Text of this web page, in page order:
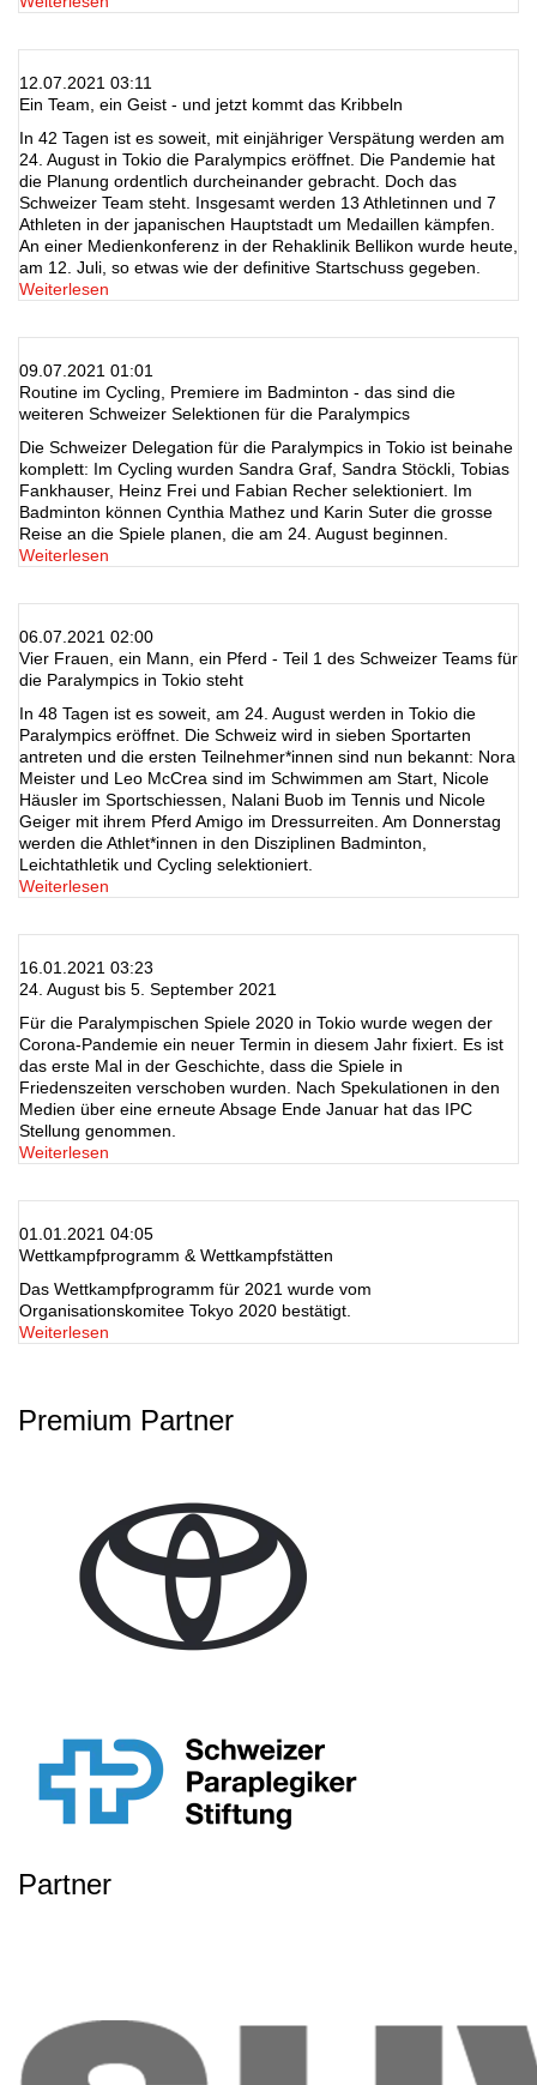
12.07.2021 03:11
Ein Team, ein Geist - und jetzt kommt das Kribbeln
In 42 Tagen ist es soweit, mit einjähriger Verspätung werden am
24. August in Tokio die Paralympics eröffnet. Die Pandemie hat
die Planung ordentlich durcheinander gebracht. Doch das
Schweizer Team steht. Insgesamt werden 13 Athletinnen und 7
Athleten in der japanischen Hauptstadt um Medaillen kämpfen.
An einer Medienkonferenz in der Rehaklinik Bellikon wurde heute,
am 12. Juli, so etwas wie der definitive Startschuss gegeben.
Weiterlesen
09.07.2021 01:01
Routine im Cycling, Premiere im Badminton - das sind die
weiteren Schweizer Selektionen für die Paralympics
Die Schweizer Delegation für die Paralympics in Tokio ist beinahe
komplett: Im Cycling wurden Sandra Graf, Sandra Stöckli, Tobias
Fankhauser, Heinz Frei und Fabian Recher selektioniert. Im
Badminton können Cynthia Mathez und Karin Suter die grosse
Reise an die Spiele planen, die am 24. August beginnen.
Weiterlesen
06.07.2021 02:00
Vier Frauen, ein Mann, ein Pferd - Teil 1 des Schweizer Teams für
die Paralympics in Tokio steht
In 48 Tagen ist es soweit, am 24. August werden in Tokio die
Paralympics eröffnet. Die Schweiz wird in sieben Sportarten
antreten und die ersten Teilnehmer*innen sind nun bekannt: Nora
Meister und Leo McCrea sind im Schwimmen am Start, Nicole
Häusler im Sportschiessen, Nalani Buob im Tennis und Nicole
Geiger mit ihrem Pferd Amigo im Dressurreiten. Am Donnerstag
werden die Athlet*innen in den Disziplinen Badminton,
Leichtathletik und Cycling selektioniert.
Weiterlesen
16.01.2021 03:23
24. August bis 5. September 2021
Für die Paralympischen Spiele 2020 in Tokio wurde wegen der
Corona-Pandemie ein neuer Termin in diesem Jahr fixiert. Es ist
das erste Mal in der Geschichte, dass die Spiele in
Friedenszeiten verschoben wurden. Nach Spekulationen in den
Medien über eine erneute Absage Ende Januar hat das IPC
Stellung genommen.
Weiterlesen
01.01.2021 04:05
Wettkampfprogramm & Wettkampfstätten
Das Wettkampfprogramm für 2021 wurde vom
Organisationskomitee Tokyo 2020 bestätigt.
Weiterlesen
Premium Partner
Partner